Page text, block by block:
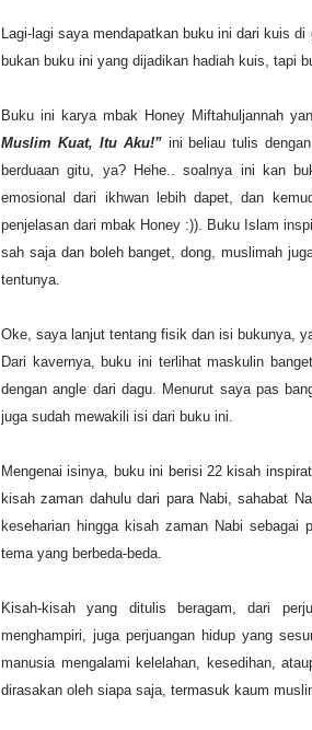
Lagi-lagi saya mendapatkan buku ini dari kuis di
bukan buku ini yang dijadikan hadiah kuis, tapi
Buku ini karya mbak Honey Miftahuljannah
Muslim Kuat, Itu Aku!” ini beliau tulis
berduaan gitu, ya? Hehe.. soalnya ini kan
emosional dari ikhwan lebih dapet, dan
penjelasan dari mbak Honey :)). Buku Islam
sah saja dan boleh banget, dong, muslimah
tentunya.
Oke, saya lanjut tentang fisik dan isi bukunya,
Dari kavernya, buku ini terlihat maskulin
dengan angle dari dagu. Menurut saya pas
juga sudah mewakili isi dari buku ini.
Mengenai isinya, buku ini berisi 22 kisah
kisah zaman dahulu dari para Nabi, sahabat
keseharian hingga kisah zaman Nabi sebagai
tema yang berbeda-beda.
Kisah-kisah yang ditulis beragam, dari
menghampiri, juga perjuangan hidup yang
manusia mengalami kelelahan, kesedihan,
dirasakan oleh siapa saja, termasuk kaum